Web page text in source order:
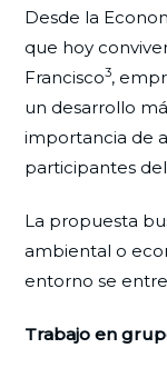
Desde la
que hoy
Francisco3,
un desarrollo
importancia de
participantes
La propuesta
ambiental o
entorno se
Trabajo en